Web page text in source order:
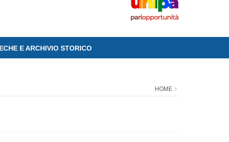
E ARCHIVIO STORICO
HOME